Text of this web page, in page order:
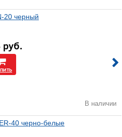
20 черный
руб.
В наличии
40 черно-белые